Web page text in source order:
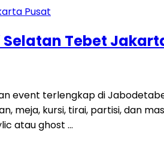
Tebet
event terlengkap di
meja, kursi, tirai, partisi, dan
atau ghost …